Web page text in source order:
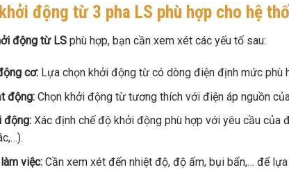
động từ 3 pha LS phù hợp cho hệ
động từ LS phù hợp, bạn cần xem xét các yếu tố sau:
cơ:Lựa chọn khởi động từ có dòng điện định mức phù
động:Chọn khởi động từ tương thích với điện áp nguồn
động:Xác định chế độ khởi động phù hợp với yêu cầu của
việc:Cần xem xét đến nhiệt độ, độ ẩm, bụi bẩn,… để